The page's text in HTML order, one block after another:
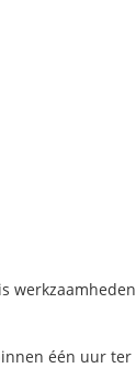
werkzaamheden
één uur ter